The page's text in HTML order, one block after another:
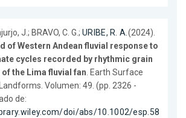
J.; BRAVO, C. G.; URIBE, R. A.(2024).
of Western Andean fluvial response to
cycles recorded by rhythmic grain
the Lima fluvial fan. Earth Surface
Volumen: 49. (pp. 2326 -
de:
doi/abs/10.1002/esp.58